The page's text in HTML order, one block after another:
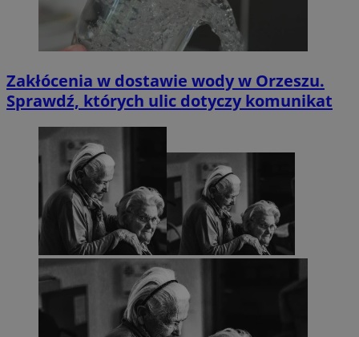
Zakłócenia w dostawie wody w Orzeszu.
Sprawdź, których ulic dotyczy komunikat